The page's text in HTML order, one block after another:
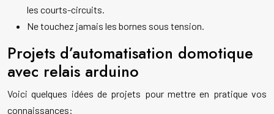
les courts-circuits.
Ne touchez jamais les bornes sous tension.
Projets d’automatisation domotique
avec relais arduino
Voici quelques idées de projets pour mettre en pratique vos
connaissances: